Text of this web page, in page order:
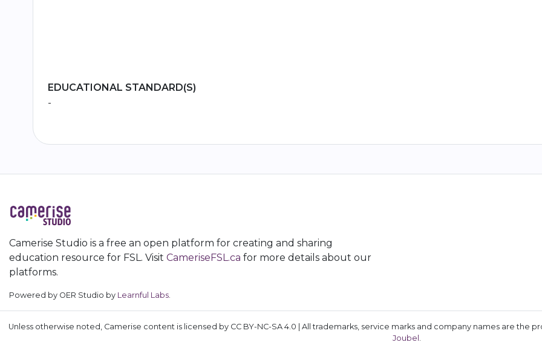
EDUCATIONAL STANDARD(S)
-
Camerise Studio is a free an open platform for creating and sharing
education resource for FSL. Visit CameriseFSL.ca for more details about our
platforms.
Powered by OER Studio by Learnful Labs.
Unless otherwise noted, Camerise content is licensed by CC BY-NC-SA 4.0 | All trademarks, service marks and company names are the
Joubel .